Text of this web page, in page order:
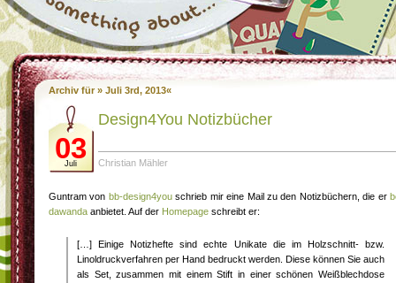
Archiv für » Juli 3rd, 2013«
03
Juli
Design4You Notizbücher
Christian Mähler
Guntram von bb-design4youschrieb mir eine Mail zu den Notizbüchern, die er
dawanda anbietet. Auf der Homepage schreibt er:
[…] Einige Notizhefte sind echte Unikate die im Holzschnitt- bzw.
Linoldruckverfahren per Hand bedruckt werden. Diese können Sie auch
als Set, zusammen mit einem Stift in einer schönen Weißblechdose